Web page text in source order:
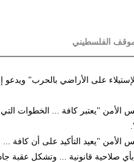
الفلسطيني
الدولي رقم 242 (1967) "عدم جواز الإستيلاء على
الدولي رقم 252 (1968) على أن مجلس الأمن "يعتبر
الدولي رقم 476 (1980) على أن مجلس الأمن "يعيد
بأي صلاحية قانونية ... وتشكل عقبة